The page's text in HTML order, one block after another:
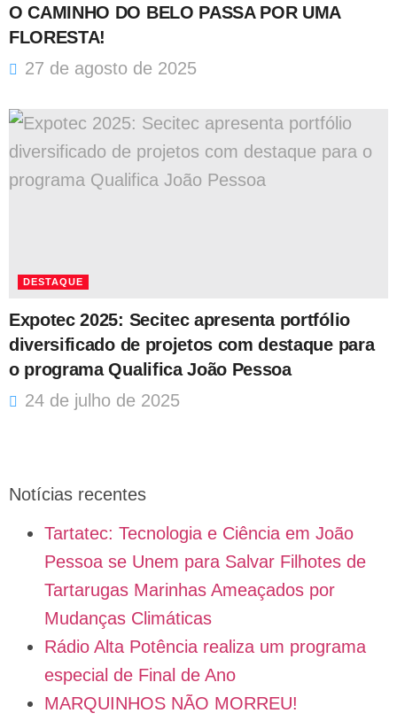
O CAMINHO DO BELO PASSA POR UMA
FLORESTA!
27 de agosto de 2025
DESTAQUE
Expotec 2025: Secitec apresenta portfólio
diversificado de projetos com destaque para
o programa Qualifica João Pessoa
24 de julho de 2025
Notícias recentes
Tartatec: Tecnologia e Ciência em João
Pessoa se Unem para Salvar Filhotes de
Tartarugas Marinhas Ameaçados por
Mudanças Climáticas
Rádio Alta Potência realiza um programa
especial de Final de Ano
MARQUINHOS NÃO MORREU!